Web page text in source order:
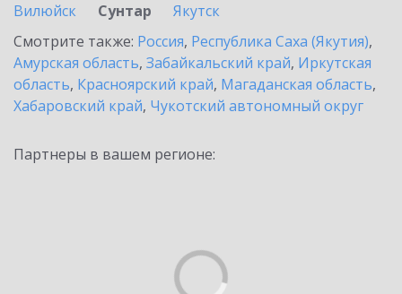
Вилюйск
Сунтар
Якутск
Смотрите также: Россия, Республика Саха (Якутия),
Амурская область, Забайкальский край, Иркутская
область, Красноярский край, Магаданская область,
Хабаровский край, Чукотский автономный округ
Партнеры в вашем регионе: